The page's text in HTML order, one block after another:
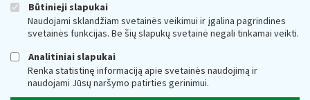
Būtinieji slapukai
Naudojami sklandžiam svetainės veikimui ir įgalina pagrindines
svetainės funkcijas. Be šių slapukų svetainė negali tinkamai veikti.
Analitiniai slapukai
Renka statistinę informaciją apie svetainės naudojimą ir
naudojami Jūsų naršymo patirties gerinimui.